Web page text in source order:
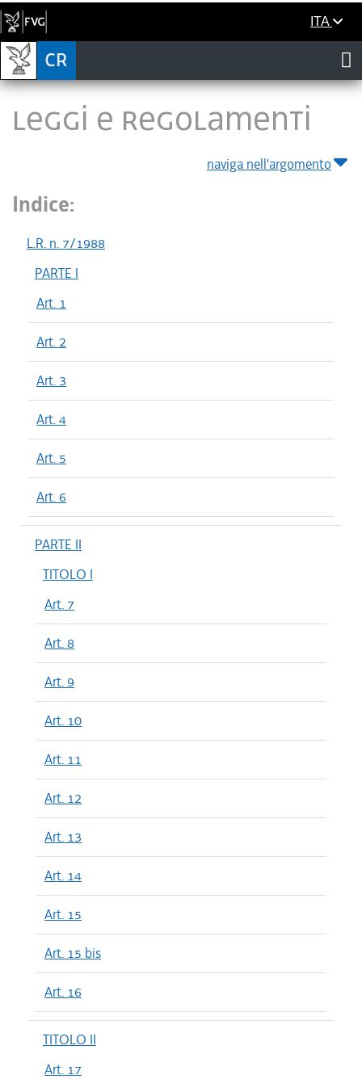
ITA
LEGGI E REGOLAMENTI
naviga nell'argomento
Indice:
L.R. n. 7/1988
PARTE I
Art. 1
Art. 2
Art. 3
Art. 4
Art. 5
Art. 6
PARTE II
TITOLO I
Art. 7
Art. 8
Art. 9
Art. 10
Art. 11
Art. 12
Art. 13
Art. 14
Art. 15
Art. 15 bis
Art. 16
TITOLO II
Art. 17